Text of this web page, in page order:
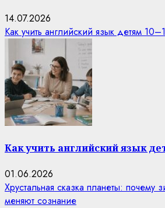
14.07.2026
Как учить английский язык детям
Как учить английский язык
01.06.2026
Хрустальная сказка планеты: почему
меняют сознание